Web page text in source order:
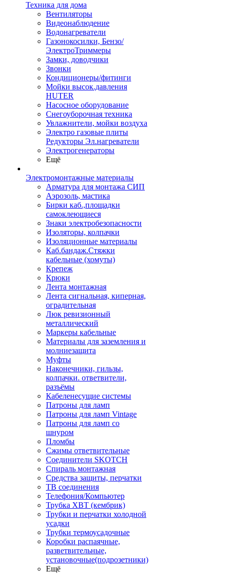
Техника для дома
Вентиляторы
Видеонаблюдение
Водонагреватели
Газонокосилки, Бензо/
ЭлектроТриммеры
Замки, доводчики
Звонки
Кондиционеры/фитинги
Мойки высок.давления
HUTER
Насосное оборудование
Снегоуборочная техника
Увлажнители, мойки воздуха
Электро газовые плиты
Редукторы Эл.нагреватели
Электрогенераторы
Ещё
Электромонтажные материалы
Арматура для монтажа СИП
Аэрозоль, мастика
Бирки каб.,площадки
самоклеющиеся
Знаки электробезопасности
Изоляторы, колпачки
Изоляционные материалы
Каб.бандаж.Стяжки
кабельные (хомуты)
Крепеж
Крюки
Лента монтажная
Лента сигнальная, киперная,
оградительная
Люк ревизионный
металлический
Маркеры кабельные
Материалы для заземления и
молниезащита
Муфты
Наконечники, гильзы,
колпачки. ответвители,
разъёмы
Кабеленесущие системы
Патроны для ламп
Патроны для ламп Vintage
Патроны для ламп со
шнуром
Пломбы
Сжимы ответвительные
Соединители SKOTCH
Спираль монтажная
Средства защиты, перчатки
ТВ соединения
Телефония/Компьютер
Трубка ХВТ (кембрик)
Трубки и перчатки холодной
усадки
Трубки термоусадочные
Коробки распаячные,
разветвительные,
установочные(подрозетники)
Ещё